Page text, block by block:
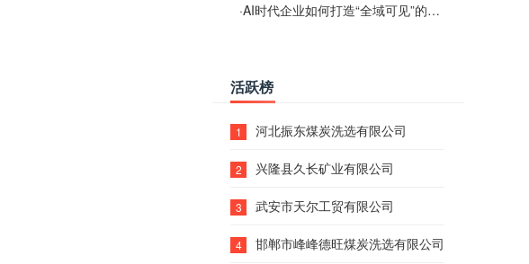
·AI时代企业如何打造“全域可见”的数字资产？梓彤超越给出新解法
活跃榜
1 河北振东煤炭洗选有限公司
2 兴隆县久长矿业有限公司
3 武安市天尔工贸有限公司
4 邯郸市峰峰德旺煤炭洗选有限公司